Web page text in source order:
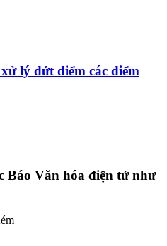
lý dứt điểm các điểm
Báo Văn hóa điện tử như